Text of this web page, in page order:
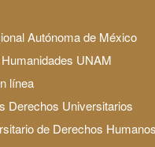
Autónoma de México
UNAM
línea
Derechos Universitarios
de Derechos